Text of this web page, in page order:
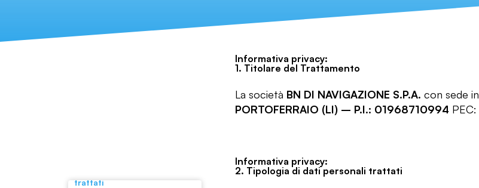
trattati
Informativa privacy:
1. Titolare del Trattamento
La società BN DI NAVIGAZIONE S.P.A. con sede in
PORTOFERRAIO (LI) – P.I.: 01968710994 PEC:
Informativa privacy:
2. Tipologia di dati personali trattati